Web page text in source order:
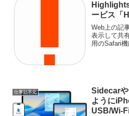
ービス「
拡張がリ
Web上の記
表示して共
用のSafari
仕事効率化
Sidecar
ように
USB/Wi-